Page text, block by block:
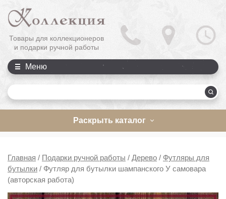
Товары для коллекционеров
и подарки ручной работы
Меню
Раскрыть каталог
Главная / Подарки ручной работы / Дерево / Футляры для
бутылки / Футляр для бутылки шампанского У самовара
(авторская работа)